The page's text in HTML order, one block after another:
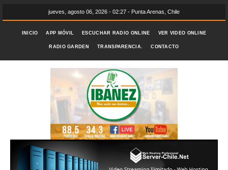
jueves, agosto 06, 2026 - 02:27 - Punta Arenas, Chile
INICIO APP MÓVIL ESCUCHAR RADIO ONLINE VER VIDEO ONLINE
RADIO GARDEN TRANSPARENCIA. CONTACTO